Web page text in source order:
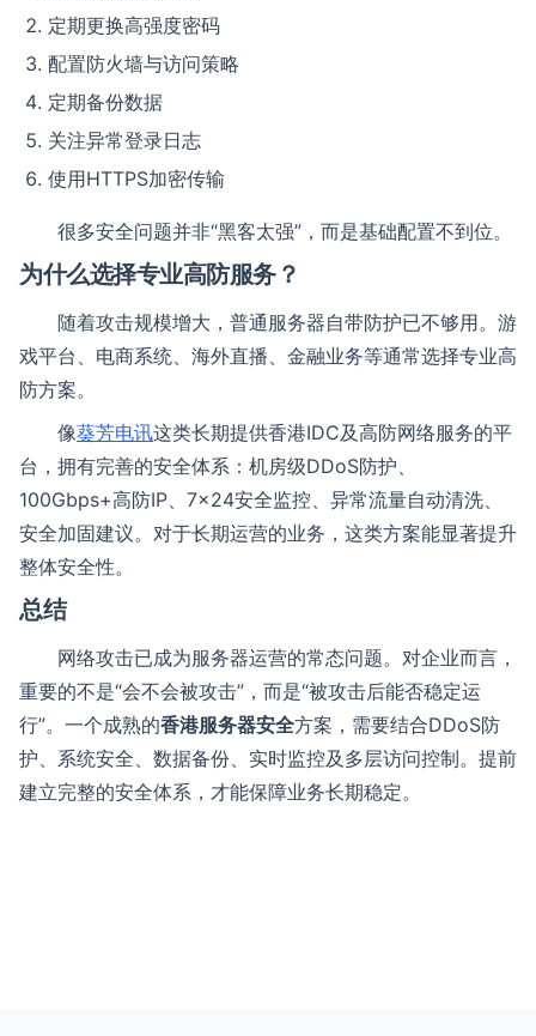
定期更换高强度密码
配置防火墙与访问策略
定期备份数据
关注异常登录日志
使用HTTPS加密传输
很多安全问题并非“黑客太强”，而是基础配置不到位。
为什么选择专业高防服务？
随着攻击规模增大，普通服务器自带防护已不够用。游
戏平台、电商系统、海外直播、金融业务等通常选择专业高
防方案。
像葵芳电讯这类长期提供香港IDC及高防网络服务的平
台，拥有完善的安全体系：机房级DDoS防护、
100Gbps+高防IP、7×24安全监控、异常流量自动清洗、
安全加固建议。对于长期运营的业务，这类方案能显著提升
整体安全性。
总结
网络攻击已成为服务器运营的常态问题。对企业而言，
重要的不是“会不会被攻击”，而是“被攻击后能否稳定运
行”。一个成熟的香港服务器安全方案，需要结合DDoS防
护、系统安全、数据备份、实时监控及多层访问控制。提前
建立完整的安全体系，才能保障业务长期稳定。